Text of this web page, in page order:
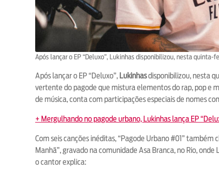
Após lançar o EP “Deluxo”, Lukinhas disponibilizou, nesta quinta-
Após lançar o EP “Deluxo”, Lukinhasdisponibilizou, nesta
vertente do pagode que mistura elementos do rap, pop e
de música, conta com participações especiais de nomes
+ Mergulhando no pagode urbano, Lukinhas lança EP
Com seis canções inéditas, “Pagode Urbano #01”
Manhã”, gravado na comunidade Asa Branca, no Rio,
o cantor explica: